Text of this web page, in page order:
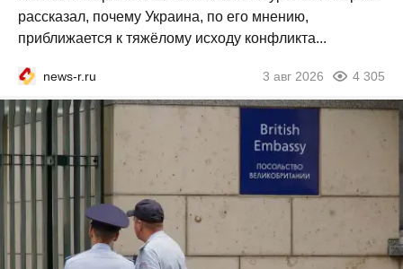
рассказал, почему Украина, по его мнению,
приближается к тяжёлому исходу конфликта...
news-r.ru 3 авг 2026 4 305